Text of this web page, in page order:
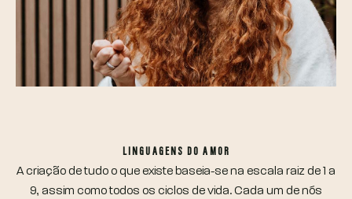
LINGUAGENS DO AMOR
A criação de tudo o que existe baseia-se na escala raiz de 1 a
9, assim como todos os ciclos de vida. Cada um de nós